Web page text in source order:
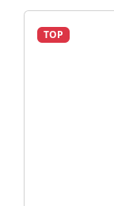
TOP